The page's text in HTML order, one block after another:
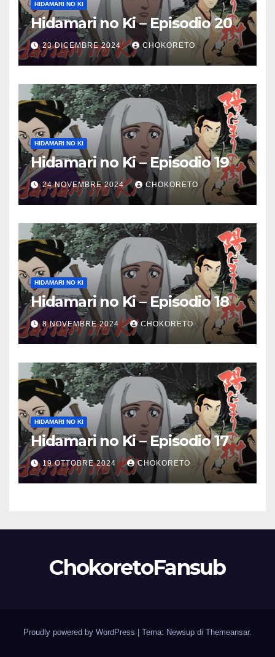
HIDAMARI NO KI
Hidamari no Ki – Episodio 20
23 DICEMBRE 2024 CHOKORETO
HIDAMARI NO KI
Hidamari no Ki – Episodio 19
24 NOVEMBRE 2024 CHOKORETO
HIDAMARI NO KI
Hidamari no Ki – Episodio 18
8 NOVEMBRE 2024 CHOKORETO
HIDAMARI NO KI
Hidamari no Ki – Episodio 17
19 OTTOBRE 2024 CHOKORETO
ChokoretoFansub
Proudly powered by WordPress Tema: Newsup di Themeansar.